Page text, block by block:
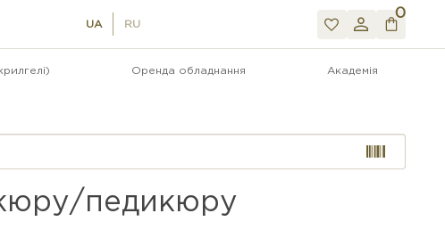
UA RU
0
Оренда обладнання Академія
педикюру